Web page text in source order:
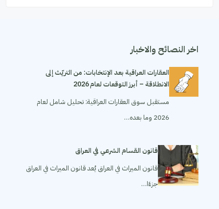
اخر النصائح والاخبار
العقارات العراقية بعد الإنتخابات: من التريّث إلى
الانطلاقة – أبرز التوقعات لعام 2026
مستقبل سوق العقارات العراقية: تحليل شامل لعام
2026 وما بعده…
قانون القسام الشرعي في العراق
قانون الميراث في العراق يُعد قانون الميراث في العراق
جزءًا…